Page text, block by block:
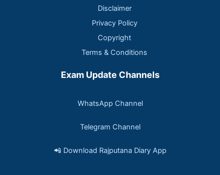
Disclaimer
Privacy Policy
Copyright
Terms & Conditions
Exam Update Channels
WhatsApp Channel
Telegram Channel
📲 Download Rajputana Diary App